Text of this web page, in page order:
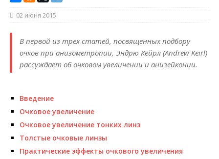
02 июня 2015
В первой из трех статей, посвященных подбору
очков при анизометропии, Эндрю Кейрл (Andrew Keirl)
рассуждает об очковом увеличении и анизейконии.
Введение
Очковое увеличение
Очковое увеличение тонких линз
Толстые очковые линзы
Практические эффекты очкового увеличения